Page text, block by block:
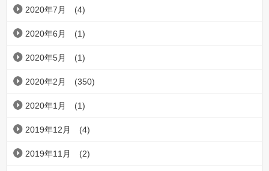
2020年7月 (4)
2020年6月 (1)
2020年5月 (1)
2020年2月 (350)
2020年1月 (1)
2019年12月 (4)
2019年11月 (2)